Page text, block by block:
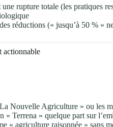
rupture totale (les pratiques
réductions (« jusqu’à 50 % »
actionnable
Nouvelle Agriculture » ou les
Terrena » quelque part sur
« agriculture raisonnée » sans